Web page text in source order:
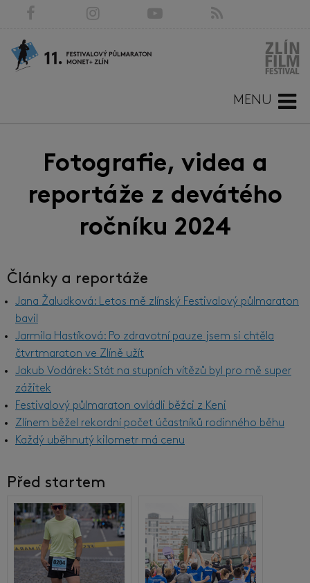
MENU
Fotografie, videa a
reportáže z devátého
ročníku 2024
Články a reportáže
Jana Žaludková: Letos mě zlínský Festivalový půlmaraton
bavil
Jarmila Hastíková: Po zdravotní pauze jsem si chtěla
čtvrtmaraton ve Zlíně užít
Jakub Vodárek: Stát na stupních vítězů byl pro mě super
zážitek
Festivalový půlmaraton ovládli běžci z Keni
Zlínem běžel rekordní počet účastníků rodinného běhu
Každý uběhnutý kilometr má cenu
Před startem